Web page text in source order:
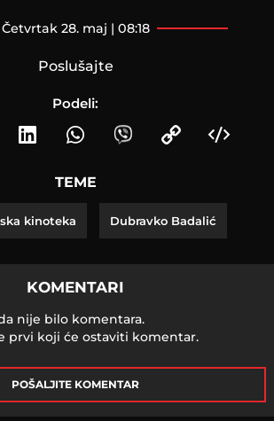
četvrtak 28. maj | 08:18
Poslušajte
Podeli:
TEME
kinoteka Dubravko Badalić
KOMENTARI
nije bilo komentara.
prvi koji će ostaviti komentar.
POŠALJITE KOMENTAR